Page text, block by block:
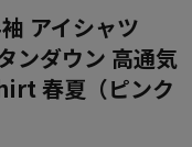
アイシャツ
ンダウン 高通気
春夏（ピンク